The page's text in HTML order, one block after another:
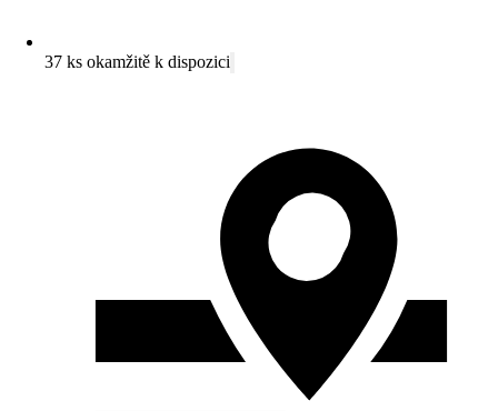
37 ks okamžitě k dispozici